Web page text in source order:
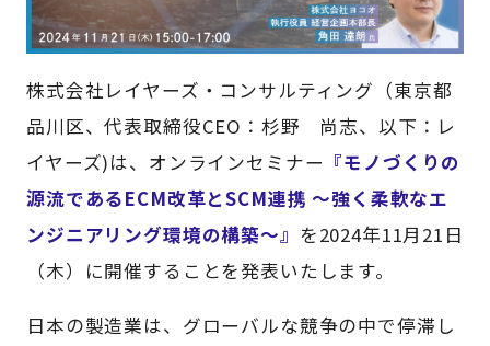
株式会社レイヤーズ・コンサルティング（東京都
品川区、代表取締役CEO：杉野 尚志、以下：レ
イヤーズ)は、オンラインセミナー 『モノづくりの
源流であるECM改革とSCM連携 ～強く柔軟なエ
ンジニアリング環境の構築～』 を2024年11月21日
（木）に開催することを発表いたします。
日本の製造業は、グローバルな競争の中で停滞し